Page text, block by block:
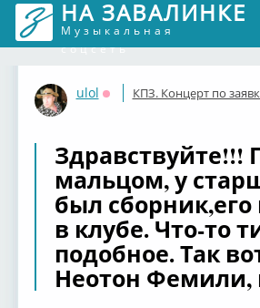
НА ЗАВАЛИНКЕ
Музыкальная
соцсеть
ulol
Оффлайн
КПЗ. Концерт по
Здравствуйте!!!
мальцом, у
был сборник,его
в клубе. Что-то
подобное. Так
Неотон